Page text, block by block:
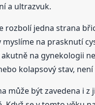
a ultrazvuk.
jedna strana
na prasknutí
na gynekologii
kolapsový stav,
může být zavedena i